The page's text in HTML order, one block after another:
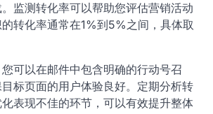
监测转化率可以帮助您评估营销活动
转化率通常在1%到5%之间，具体取
可以在邮件中包含明确的行动号召
目标页面的用户体验良好。定期分析转
表现不佳的环节，可以有效提升整体